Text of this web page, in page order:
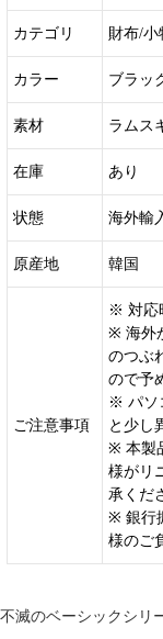
カテゴリ 財布/小
カラー ブラッ
素材 ラムス
在庫 あり
状態 海外輸
原産地 韓国
ご注意事項
※ 対応
※ 海外
のつぶ
ので予
※ パソ
と少し
※ 本製
様がリ
承くだ
※ 銀行
様のご
不滅のベーシックシリ